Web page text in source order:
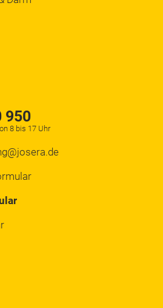
950
8 bis 17 Uhr